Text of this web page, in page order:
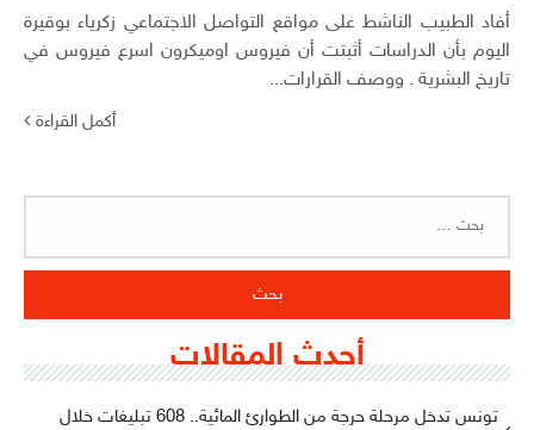
أفاد الطبيب الناشط على مواقع التواصل الاجتماعي زكرياء بوقيرة
اليوم بأن الدراسات أثبتت أن فيروس اوميكرون اسرع فيروس في
تاريخ البشرية . ووصف القرارات...
أكمل القراءة
أحدث المقالات
تونس تدخل مرحلة حرجة من الطوارئ المائية.. 608 تبليغات خلال